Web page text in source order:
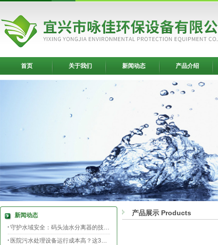
首页 关于我们 新闻动态 产品介绍
新闻动态
守护水域安全：码头油水分离器的技术升级与效能提升
医院污水处理设备运行成本高？这3个环节最烧钱
产品展示 Products